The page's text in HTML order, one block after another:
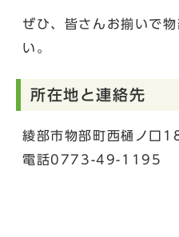
ぜひ、皆さんお揃いで
い。
所在地と連絡先
綾部市物部町西樋ノ口
電話0773-49-1195